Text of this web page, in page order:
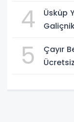
4
Üsküp
5
Çayır